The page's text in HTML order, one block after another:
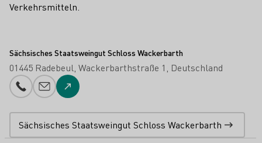
Verkehrsmitteln.
Sächsisches Staatsweingut Schloss Wackerbarth
01445 Radebeul Wackerbarthstraße 1
Deutschland
Telefonnummer
E-Mail-Adresse
Zur Website
Sächsisches Staatsweingut Schloss Wackerbarth